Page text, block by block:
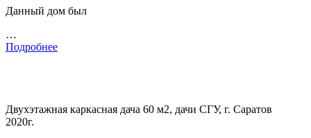
Данный дом был
…
Подробнее
Двухэтажная каркасная дача 60 м2, дачи СГУ, г. Саратов
2020г.